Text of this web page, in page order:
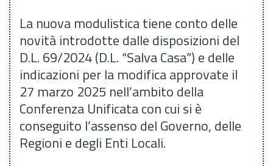
La nuova modulistica tiene conto delle
novità introdotte dalle disposizioni del
D.L. 69/2024 (D.L. “Salva Casa”) e delle
indicazioni per la modifica approvate il
27 marzo 2025 nell’ambito della
Conferenza Unificata con cui si è
conseguito l’assenso del Governo, delle
Regioni e degli Enti Locali.